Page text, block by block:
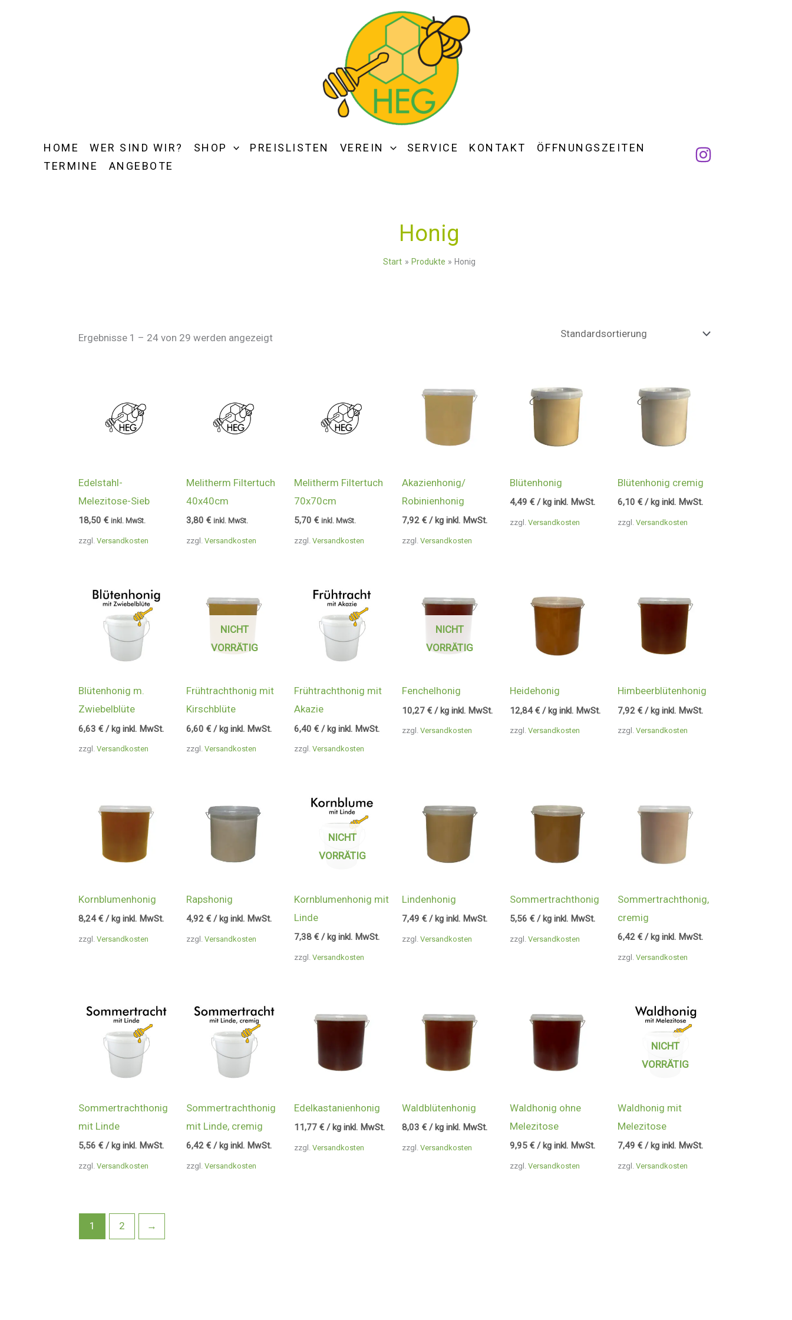
HOME WER SIND WIR? SHOP PREISLISTEN VEREIN SERVICE KONTAKT
ÖFFNUNGSZEITEN
TERMINE
ANGEBOTE
Honig
Start Produkte Honig
Ergebnisse 1 – 24 von 29 werden angezeigt
zzgl.Versandkosten
Edelstahl-
Melezitose-Sieb
18,50€ inkl. MwSt.
zzgl.Versandkosten
Melitherm Filtertuch
40x40cm
3,80€ inkl. MwSt.
zzgl.Versandkosten
Melitherm Filtertuch
70x70cm
5,70€ inkl. MwSt.
zzgl. Versandkosten
Akazienhonig/
Robinienhonig
7,92 € / kg inkl. MwSt. zzgl. Versandkosten
Blütenhonig
4,49 € / kg inkl. MwSt.
zzgl. Versandkosten
Blütenhonig cremig
6,10 € / kg inkl. MwSt.
zzgl.Versandkosten
Blütenhonig m.
Zwiebelblüte
6,63€ / kg inkl. MwSt.
NICHT
VORRÄTIG
zzgl.Versandkosten
Frühtrachthonig mit
Kirschblüte
6,60€ / kg inkl. MwSt.
zzgl.Versandkosten
Frühtrachthonig mit
Akazie
6,40€ / kg inkl. MwSt.
NICHT
VORRÄTIG
zzgl. Versandkosten
Fenchelhonig
10,27 € / kg inkl. MwSt.
zzgl. Versandkosten
Heidehonig
12,84€ / kg inkl. MwSt.
zzgl. Versandkosten
Himbeerblütenhonig
7,92 € / kg inkl. MwSt.
zzgl.Versandkosten
Kornblumenhonig
8,24€ / kg inkl. MwSt.
zzgl.Versandkosten
Rapshonig
4,92€ / kg inkl. MwSt.
NICHT
VORRÄTIG
zzgl.Versandkosten
Kornblumenhonig mit
Linde
7,38€ / kg inkl. MwSt. zzgl. Versandkosten
Lindenhonig
7,49 € / kg inkl. MwSt.
zzgl. Versandkosten
Sommertrachthonig
5,56 €/ kg inkl. MwSt.
zzgl. Versandkosten
Sommertrachthonig,
cremig
6,42 € / kg inkl. MwSt.
zzgl.Versandkosten
Sommertrachthonig
mit Linde
5,56€ / kg inkl. MwSt.
zzgl.Versandkosten
Sommertrachthonig
mit Linde, cremig
6,42€ / kg inkl. MwSt. zzgl.Versandkosten
Edelkastanienhonig
11,77€ / kg inkl. MwSt.
zzgl. Versandkosten
Waldblütenhonig
8,03 € / kg inkl. MwSt.
zzgl. Versandkosten
Waldhonig ohne
Melezitose
9,95 € / kg inkl. MwSt.
NICHT
VORRÄTIG
zzgl. Versandkosten
Waldhonig mit
Melezitose
7,49 € / kg inkl. MwSt.
1 2 →